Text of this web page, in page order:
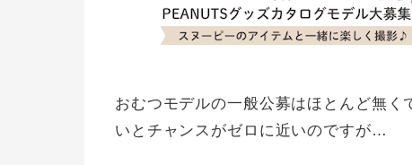
おむつモデルの一般公募はほとんど無
いとチャンスがゼロに近いのですが…